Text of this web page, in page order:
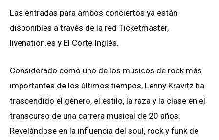
Las entradas para ambos conciertos ya están
disponibles a través de la red Ticketmaster,
livenation.es y El Corte Inglés.
Considerado como uno de los músicos de rock más
importantes de los últimos tiempos, Lenny Kravitz ha
trascendido el género, el estilo, la raza y la clase en el
transcurso de una carrera musical de 20 años.
Revelándose en la influencia del soul, rock y funk de